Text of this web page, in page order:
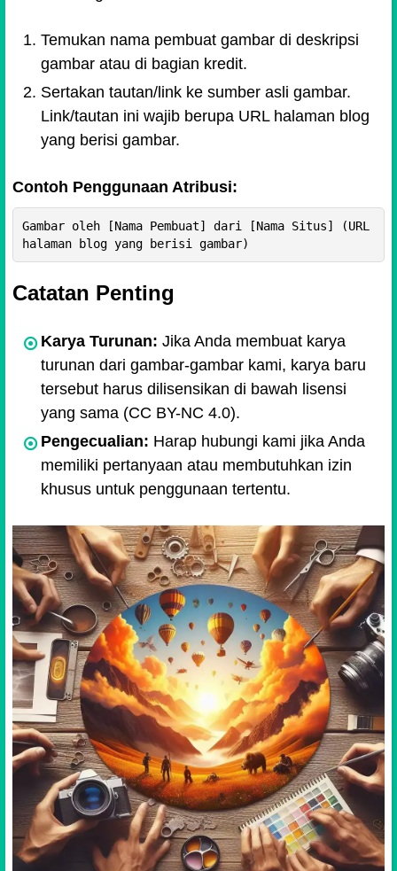
Temukan nama pembuat gambar di deskripsi
gambar atau di bagian kredit.
Sertakan tautan/link ke sumber asli gambar.
Link/tautan ini wajib berupa URL halaman blog
yang berisi gambar.
Contoh Penggunaan Atribusi:
Gambar oleh [Nama Pembuat] dari [Nama Situs] (URL
halaman blog yang berisi gambar)
Catatan Penting
Karya Turunan: Jika Anda membuat karya
turunan dari gambar-gambar kami, karya baru
tersebut harus dilisensikan di bawah lisensi
yang sama (CC BY-NC 4.0).
Pengecualian: Harap hubungi kami jika Anda
memiliki pertanyaan atau membutuhkan izin
khusus untuk penggunaan tertentu.